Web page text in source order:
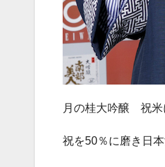
月の桂大吟醸 祝米
祝を50％に磨き日本